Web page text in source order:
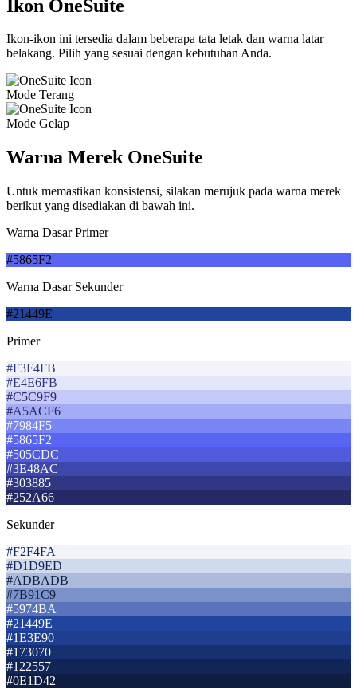
Ikon OneSuite
Ikon-ikon ini tersedia dalam beberapa tata letak dan warna latar
belakang. Pilih yang sesuai dengan kebutuhan Anda.
Mode Terang
Mode Gelap
Warna Merek OneSuite
Untuk memastikan konsistensi, silakan merujuk pada warna merek
berikut yang disediakan di bawah ini.
Warna Dasar Primer
#5865F2
Warna Dasar Sekunder
#21449E
Primer
#F3F4FB
#E4E6FB
#C5C9F9
#A5ACF6
#7984F5
#5865F2
#505CDC
#3E48AC
#303885
#252A66
Sekunder
#F2F4FA
#D1D9ED
#ADBADB
#7B91C9
#5974BA
#21449E
#1E3E90
#173070
#122557
#0E1D42